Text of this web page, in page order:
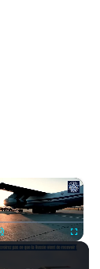
×
Unmute Fullscreen